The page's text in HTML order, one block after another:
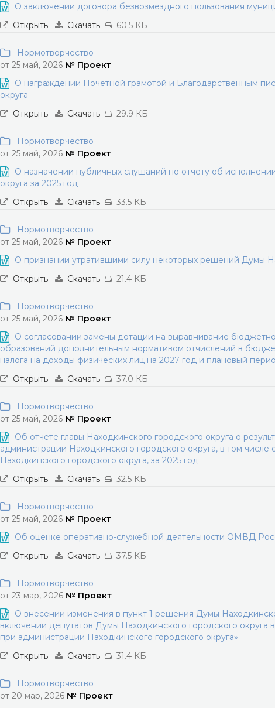
О заключении договора безвозмездного пользования
Открыть
Скачать 60.5 КБ
Нормотворчество
от 25 май, 2026 № Проект
О награждении Почетной грамотой и Благодарственным
округа
Открыть
Скачать 29.9 КБ
Нормотворчество
от 25 май, 2026 № Проект
О назначении публичных слушаний по отчету об
округа за 2025 год
Открыть
Скачать 33.5 КБ
Нормотворчество
от 25 май, 2026 № Проект
О признании утратившими силу некоторых решений Думы
Открыть
Скачать 21.4 КБ
Нормотворчество
от 25 май, 2026 № Проект
О согласовании замены дотации на выравнивание
образований дополнительным нормативом отчислений в
налога на доходы физических лиц на 2027 год и плановый
Открыть
Скачать 37.0 КБ
Нормотворчество
от 25 май, 2026 № Проект
Об отчете главы Находкинского городского округа о
администрации Находкинского городского округа, в том
Находкинского городского округа, за 2025 год
Открыть
Скачать 32.5 КБ
Нормотворчество
от 25 май, 2026 № Проект
Об оценке оперативно-служебной деятельности ОМВД
Открыть
Скачать 37.5 КБ
Нормотворчество
от 23 мар, 2026 № Проект
О внесении изменения в пункт 1 решения Думы
включении депутатов Думы Находкинского городского округа
при администрации Находкинского городского округа»
Открыть
Скачать 31.4 КБ
Нормотворчество
от 20 мар, 2026 № Проект